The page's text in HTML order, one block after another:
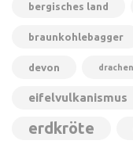
bergisches land
braunkohlebagger
devon
eifelvulkanismus
erdkröte